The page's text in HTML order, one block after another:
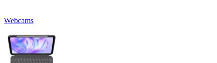
Webcams